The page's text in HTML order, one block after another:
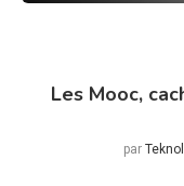
Les Mooc,
par